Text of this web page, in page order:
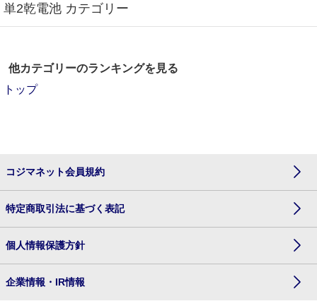
単2乾電池 カテゴリー
他カテゴリーのランキングを見る
トップ
コジマネット会員規約
特定商取引法に基づく表記
個人情報保護方針
企業情報・IR情報